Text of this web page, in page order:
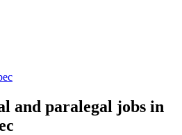
and paralegal jobs in